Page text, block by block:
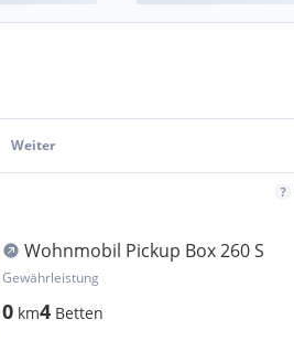
Weiter
Wohnmobil Pickup Box 260 S
Gewährleistung
0 km4 Betten